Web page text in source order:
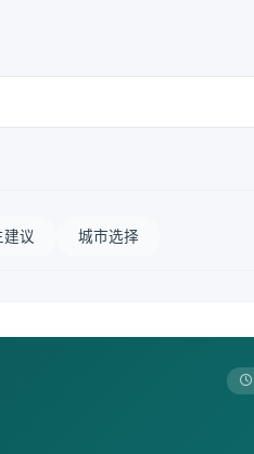
建议 城市选择